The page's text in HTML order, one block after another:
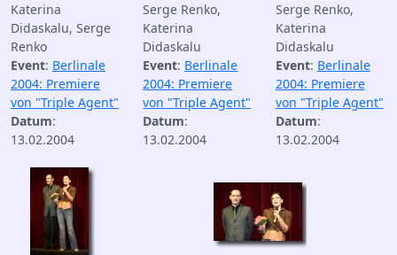
Katerina
Didaskalu, Serge
Renko
Event: Berlinale
2004: Premiere
von "Triple Agent"
Datum:
13.02.2004
Serge Renko,
Katerina
Didaskalu
Event: Berlinale
2004: Premiere
von "Triple Agent"
Datum:
13.02.2004
Serge Renko,
Katerina
Didaskalu
Event: Berlinale
2004: Premiere
von "Triple Agent"
Datum:
13.02.2004